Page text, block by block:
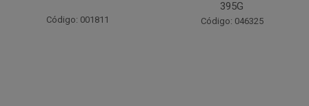
Código: 046325 Código: 037442